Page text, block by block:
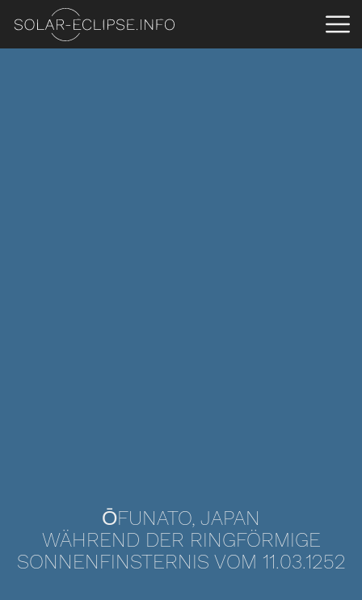
ŌFUNATO, JAPAN
WÄHREND DER RINGFÖRMIGE
SONNENFINSTERNIS VOM 11.03.1252